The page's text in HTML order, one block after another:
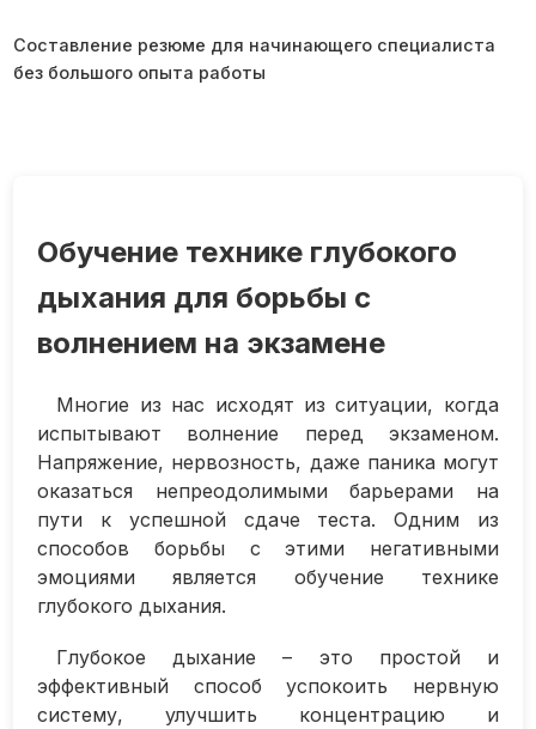
Обучение технике глубокого
дыхания для борьбы с
волнением на экзамене
Многие из нас исходят из ситуации, когда
испытывают волнение перед экзаменом.
Напряжение, нервозность, даже паника могут
оказаться непреодолимыми барьерами на
пути к успешной сдаче теста. Одним из
способов борьбы с этими негативными
эмоциями является обучение технике
глубокого дыхания.
Глубокое дыхание – это простой и
эффективный способ успокоить нервную
систему, улучшить концентрацию и
Составление резюме для начинающего специалиста
без большого опыта работы